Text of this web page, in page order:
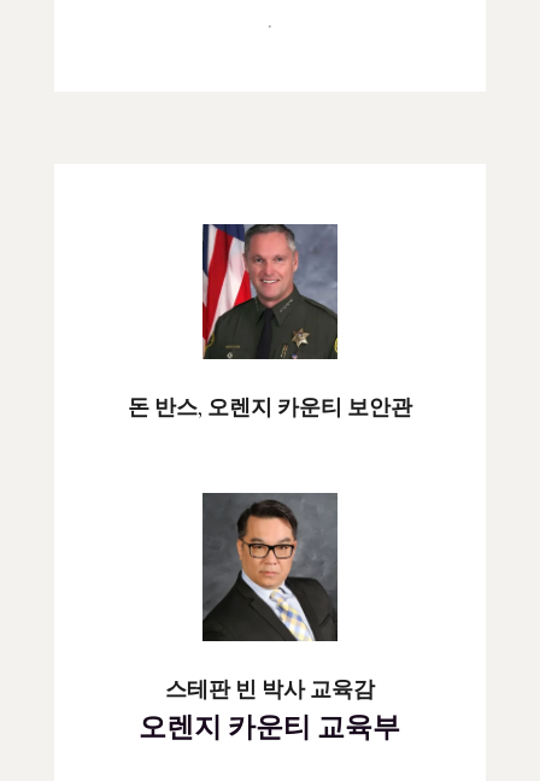
.
돈 반스, 오렌지 카운티 보안관
스테판 빈 박사 교육감
오렌지 카운티 교육부